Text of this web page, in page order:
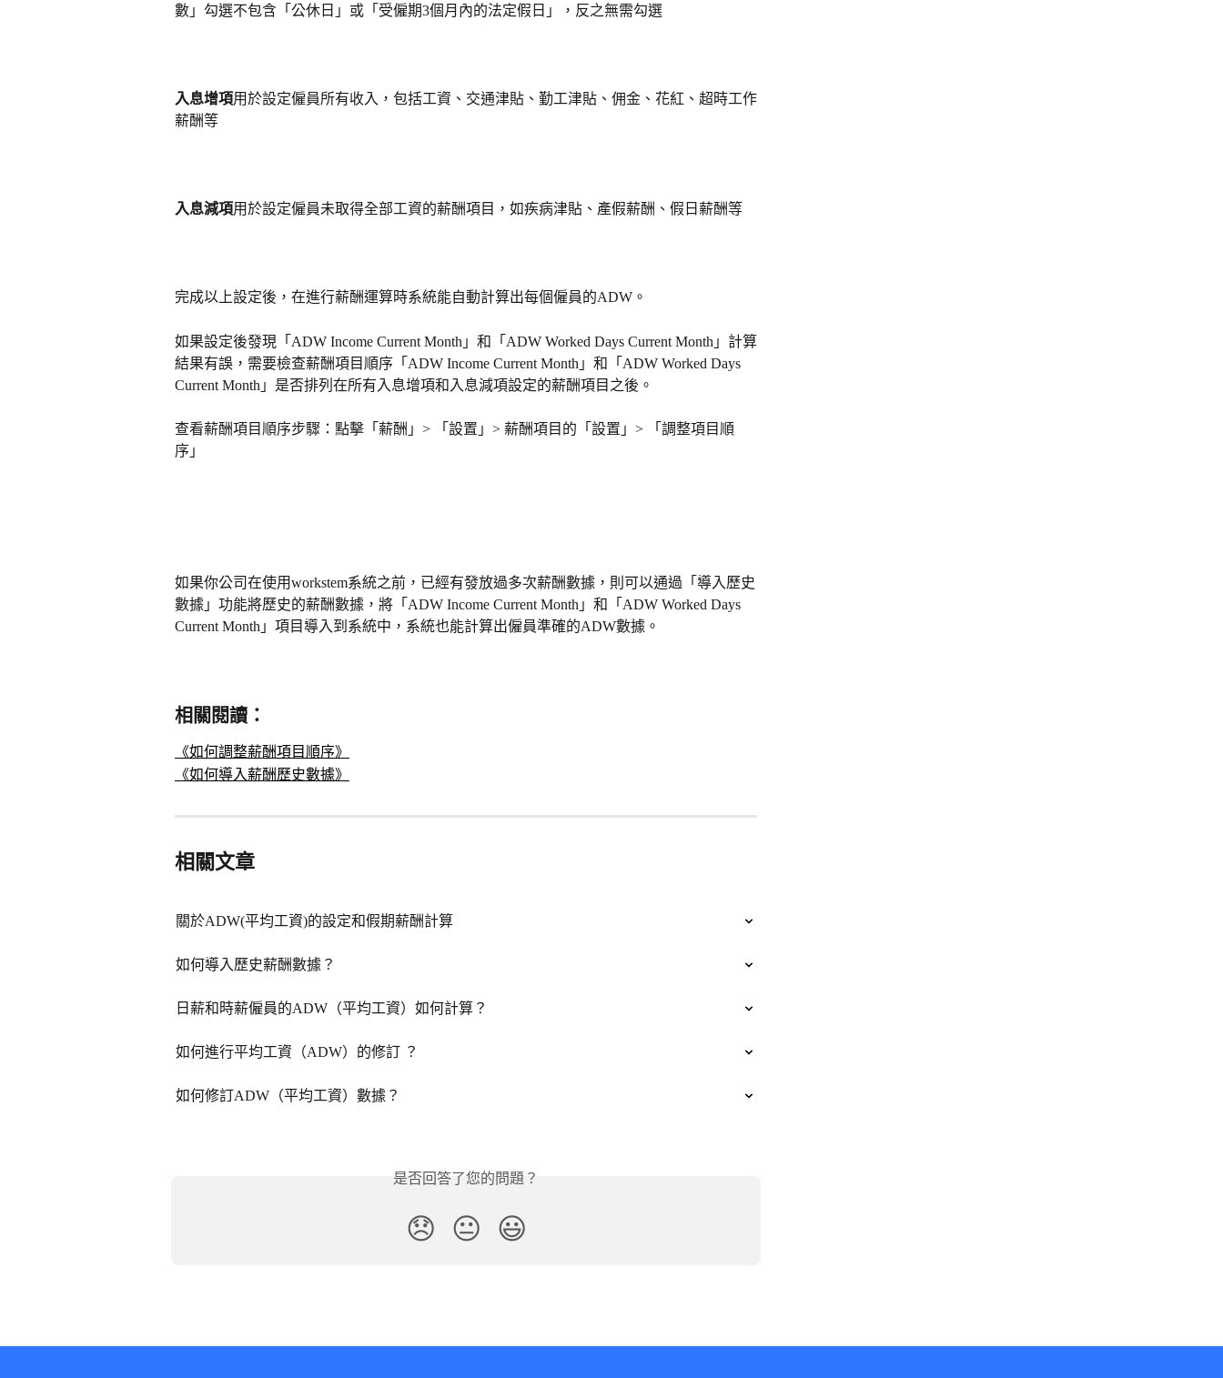
數」勾選不包含「公休日」或「受僱期3個月內的法定假日」，反之無需勾選
入息增項用於設定僱員所有收入，包括工資、交通津貼、勤工津貼、佣金、花紅、超時工作
薪酬等
入息減項用於設定僱員未取得全部工資的薪酬項目，如疾病津貼、產假薪酬、假日薪酬等
完成以上設定後，在進行薪酬運算時系統能自動計算出每個僱員的ADW。
如果設定後發現「ADW Income Current Month」和「ADW Worked Days Current Month」計算
結果有誤，需要檢查薪酬項目順序「ADW Income Current Month」和「ADW Worked Days
Current Month」是否排列在所有入息增項和入息減項設定的薪酬項目之後。
查看薪酬項目順序步驟：點擊「薪酬」> 「設置」> 薪酬項目的「設置」> 「調整項目順
序」
如果你公司在使用workstem系統之前，已經有發放過多次薪酬數據，則可以通過「導入歷史
數據」功能將歷史的薪酬數據，將「ADW Income Current Month」和「ADW Worked Days
Current Month」項目導入到系統中，系統也能計算出僱員準確的ADW數據。
相關閱讀：
《如何調整薪酬項目順序》
《如何導入薪酬歷史數據》
相關文章
關於ADW(平均工資)的設定和假期薪酬計算
如何導入歷史薪酬數據？
日薪和時薪僱員的ADW（平均工資）如何計算？
如何進行平均工資（ADW）的修訂 ？
如何修訂ADW（平均工資）數據？
是否回答了您的問題？
😞 😐 😃